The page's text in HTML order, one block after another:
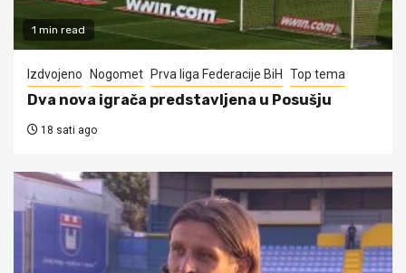
1 min read
Izdvojeno Nogomet Prva liga Federacije BiH Top tema
Dva nova igrača predstavljena u Posušju
18 sati ago